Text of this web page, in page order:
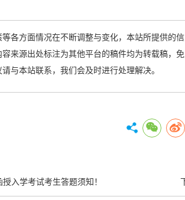
等各方面情况在不断调整与变化，本站所提供的
容来源出处标注为其他平台的稿件均为转载稿
与本站联系，我们会及时进行处理解决。
授入学考试考生答题须知！